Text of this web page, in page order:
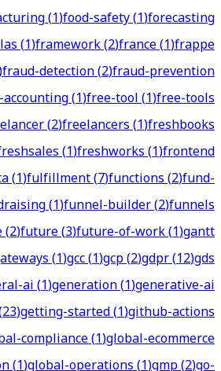
(1)food-safety(1)forecasting
(1)framework(2)france(1)frappe
fraud-detection(2)fraud-prevention
(1)free-tool(1)free-tools
(2)freelancers(1)freshbooks
(1)freshworks(1)frontend
(1)fulfillment(7)functions(2)fund-
(1)funnel-builder(2)funnels
(2)future(3)future-of-work(1)gantt
(1)gcc(1)gcp(2)gdpr(12)gds
ai(1)generation(1)generative-ai
23)getting-started(1)github-actions
compliance(1)global-ecommerce
(1)global-operations(1)gmp(2)go-